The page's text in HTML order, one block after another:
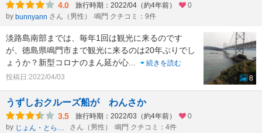
4.0 旅行時期：2022/04（約4年前）
0
by bunnyann さん（男性） 鳴門 クチコミ：9件
淡路島南部までは、毎年1回は観光に来るのです
が、徳島県鳴門市まで観光に来るのは20年ぶりでし
ょうか？新型コロナのまん延が心...
続きを読む
投稿日:2022/04/03
8
うずしおクルーズ船が わんさか
3.5 旅行時期：2022/03（約4年前）
0
by
じょん・とらべる太 さん（男性） 鳴門 クチコミ：4件